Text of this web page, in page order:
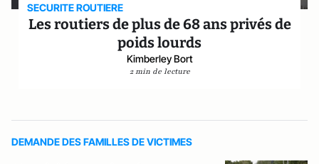
SECURITE ROUTIERE
Les routiers de plus de 68 ans privés de
poids lourds
Kimberley Bort
2 min de lecture
DEMANDE DES FAMILLES DE VICTIMES